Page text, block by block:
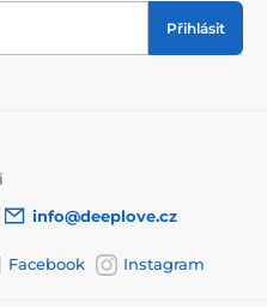
Přihlásit
info@deeplove.cz
Facebook Instagram